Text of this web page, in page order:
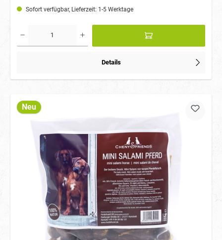
Sofort verfügbar, Lieferzeit: 1-5 Werktage
Details
Neu